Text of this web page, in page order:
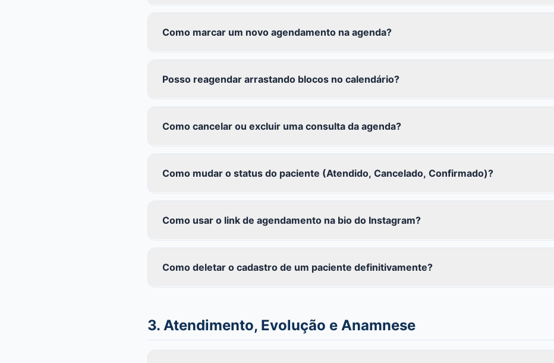
Como marcar um novo agendamento na agenda?
Posso reagendar arrastando blocos no calendário?
Como cancelar ou excluir uma consulta da agenda?
Como mudar o status do paciente (Atendido, Cancelado, Confirmado)?
Como usar o link de agendamento na bio do Instagram?
Como deletar o cadastro de um paciente definitivamente?
3. Atendimento, Evolução e Anamnese